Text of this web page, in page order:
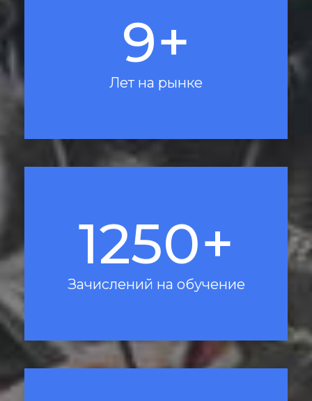
9+
Лет на рынке
1250+
Зачислений на обучение